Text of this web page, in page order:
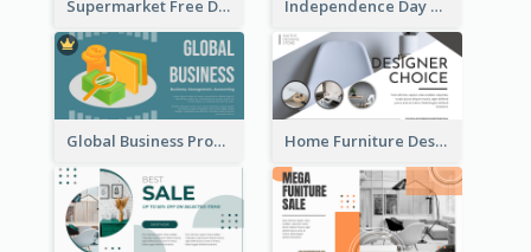
Supermarket Free Delivery Facebook Ad Independence Day Sale Facebook Ad
Global Business Promotional Facebook Ad (With Illustration) Home Furniture Design Store Facebook Ad